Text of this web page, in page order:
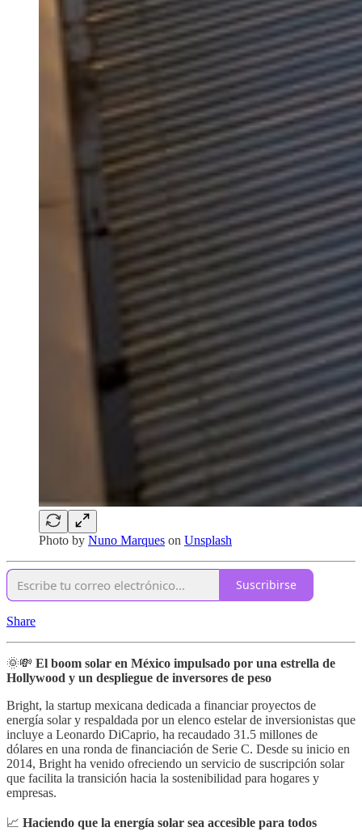
Photo by Nuno Marques on Unsplash
Suscribirse
Share
🌞💸 El boom solar en México impulsado por una estrella de
Hollywood y un despliegue de inversores de peso
Bright, la startup mexicana dedicada a financiar proyectos de
energía solar y respaldada por un elenco estelar de inversionistas que
incluye a Leonardo DiCaprio, ha recaudado 31.5 millones de
dólares en una ronda de financiación de Serie C. Desde su inicio en
2014, Bright ha venido ofreciendo un servicio de suscripción solar
que facilita la transición hacia la sostenibilidad para hogares y
empresas.
📈 Haciendo que la energía solar sea accesible para todos